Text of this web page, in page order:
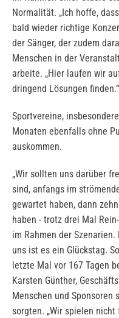
Normalität. „Ich hoffe,
bald wieder richtige
der Sänger, der zudem
Menschen in der
arbeite. „Hier laufen wir
dringend Lösungen finden.“
Sportvereine,
Monaten ebenfalls ohne
auskommen.
„Wir sollten uns darüber
sind, anfangs im
gewartet haben, dann
haben - trotz drei Mal
im Rahmen der
uns ist es ein Glückstag.
letzte Mal vor 167 Tagen
Karsten Günther,
Menschen und Sponsoren
sorgten. „Wir spielen